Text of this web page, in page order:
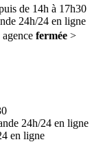
de 14h à 17h30
24h/24 en ligne
agence fermée >
24h/24 en ligne
en ligne